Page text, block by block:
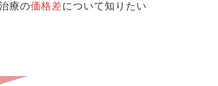
療の価格差について知りたい